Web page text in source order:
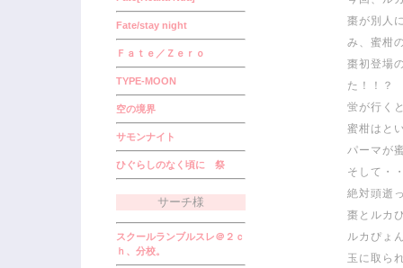
Fate/stay night
Ｆａｔｅ／Ｚｅｒｏ
TYPE-MOON
空の境界
サモンナイト
ひぐらしのなく頃に 祭
サーチ様
スクールランブルスレ＠２ｃ
ｈ、分校。
棗が別人
み、蜜柑
棗初登場
た！！？
蛍が行く
蜜柑はと
パーマが
そして・
絶対頭逝
棗とルカ
ルカぴょ
玉に取ら